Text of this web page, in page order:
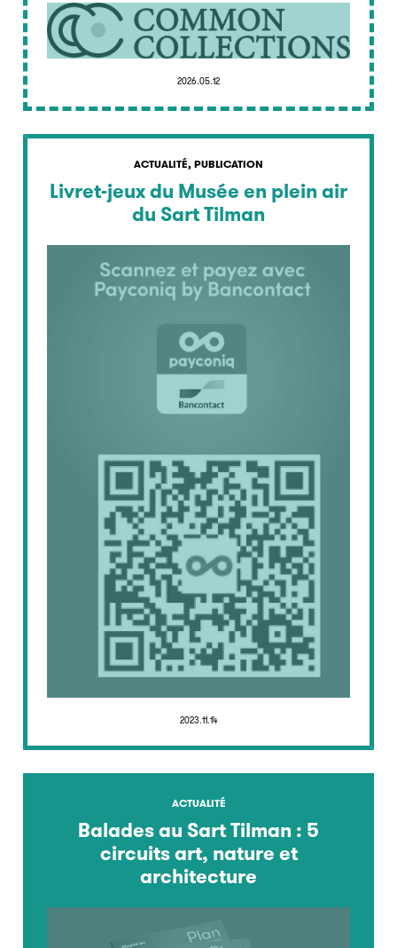
2026.05.12
ACTUALITÉ, PUBLICATION
Livret-jeux du Musée en plein air
du Sart Tilman
2023.11.14
ACTUALITÉ
Balades au Sart Tilman : 5
circuits art, nature et
architecture